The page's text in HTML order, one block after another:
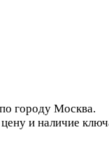
городу Москва.
и наличие